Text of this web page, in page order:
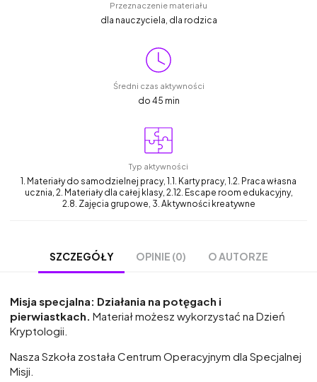
Przeznaczenie materiału
dla nauczyciela, dla rodzica
Średni czas aktywności
do 45 min
Typ aktywności
1. Materiały do samodzielnej pracy, 1.1. Karty pracy, 1.2. Praca własna
ucznia, 2. Materiały dla całej klasy, 2.12. Escape room edukacyjny,
2.8. Zajęcia grupowe, 3. Aktywności kreatywne
SZCZEGÓŁY OPINIE (0) O AUTORZE
Misja specjalna: Działania na potęgach i
pierwiastkach. Materiał możesz wykorzystać na Dzień
Kryptologii.
Nasza Szkoła została Centrum Operacyjnym dla Specjalnej
Misji.